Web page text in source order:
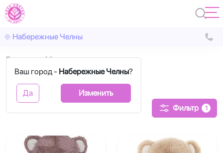
Набережные Челны
Ваш город - Набережные Челны?
Да Изменить
Главная Мягкие игрушки
Мягкие игрушки
Фильтр 1